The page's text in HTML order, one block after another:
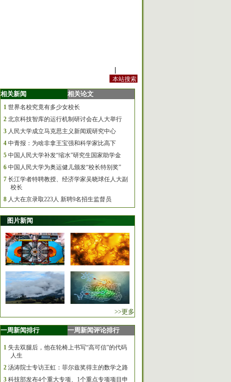
相关新闻 相关论文
1 世界名校究竟有多少女校长
2 北京科技智库的运行机制研讨会在人大举行
3 人民大学成立马克思主义新闻观研究中心
4 中青报：为啥非拿王宝强和科学家比高下
5 中国人民大学补发“缩水”研究生国家助学金
6 中国人民大学为奥运健儿颁发“校长特别奖”
7 长江学者特聘教授、经济学家吴晓球任人大副
校长
8 人大在京录取223人 新聘9名招生监督员
图片新闻
>>更多
一周新闻排行 一周新闻评论排行
1 失去双腿后，他在轮椅上书写“高可信”的代码
人生
2 汤涛院士专访王虹：菲尔兹奖得主的数学之路
3 科技部发布4个重大专项、1个重点专项项目申